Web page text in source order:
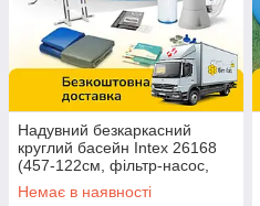
Надувний безкаркасний
круглий басейн Intex 26168
(457-122см, фільтр-насос,
сходи, підстилка, тент) Синій
Немає в наявності